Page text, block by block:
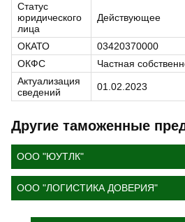
Статус
юридического
лица
Действующее
ОКАТО
03420370000
ОКФС
Частная
Актуализация
сведений
01.02.2023
Другие таможенные
ООО "ЮУТЛК"
ООО "ЛОГИСТИКА ДОВЕРИЯ"